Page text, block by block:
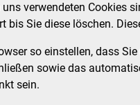
verwendeten Cookies
bis Sie diese löschen.
so einstellen, dass
sowie das
sein.